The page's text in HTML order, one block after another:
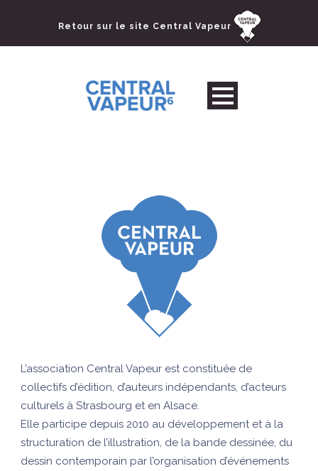
Retour sur le site Central Vapeur
L’association Central Vapeur est constituée de
collectifs d’édition, d’auteurs indépendants, d’acteurs
culturels à Strasbourg et en Alsace.
Elle participe depuis 2010 au développement et à la
structuration de l’illustration, de la bande dessinée, du
dessin contemporain par l’organisation d’événements